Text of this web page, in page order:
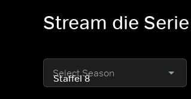
Stream die
Select Season